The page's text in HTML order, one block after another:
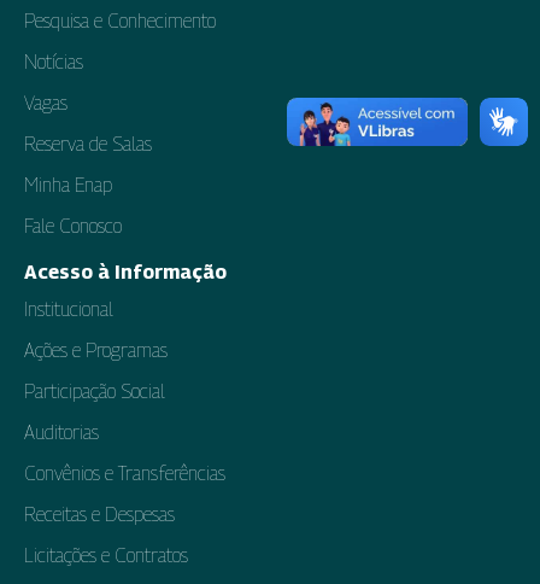
Pesquisa e Conhecimento
Notícias
Vagas
Reserva de Salas
Minha Enap
Fale Conosco
Acesso à Informação
Institucional
Ações e Programas
Participação Social
Auditorias
Convênios e Transferências
Receitas e Despesas
Licitações e Contratos